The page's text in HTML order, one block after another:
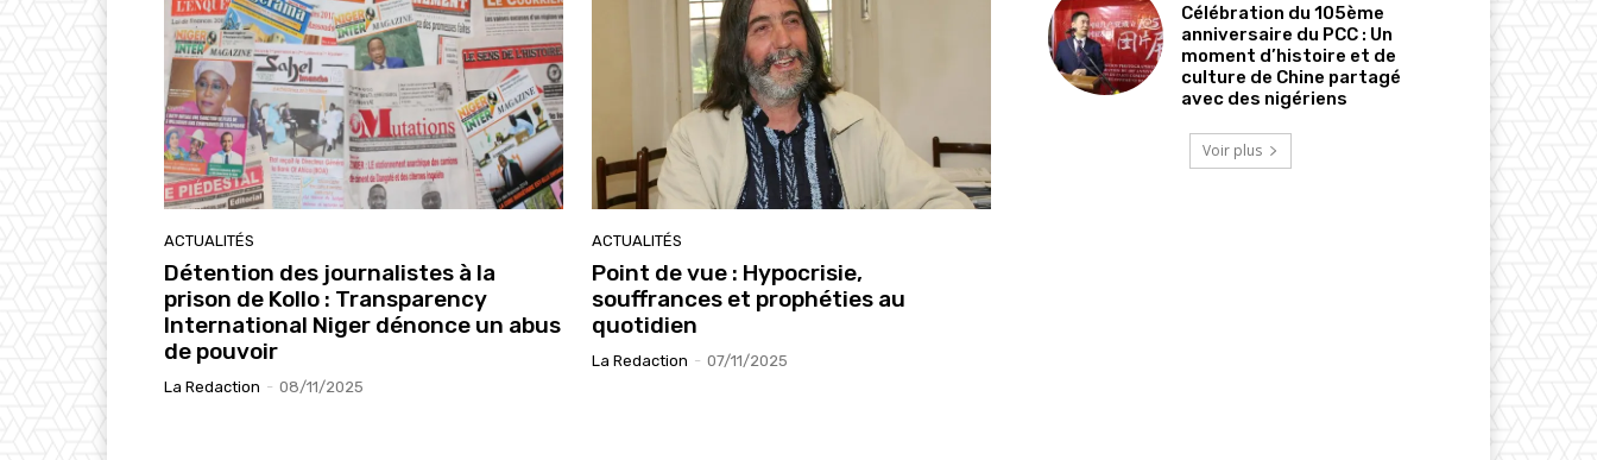
ACTUALITÉS
Détention des journalistes à la
prison de Kollo : Transparency
International Niger dénonce un abus
de pouvoir
La Redaction - 08/11/2025
ACTUALITÉS
Point de vue : Hypocrisie,
souffrances et prophéties au
quotidien
La Redaction - 07/11/2025
Célébration du 105ème
anniversaire du PCC : Un
moment d’histoire et de
culture de Chine partagé
avec des nigériens
Voir plus